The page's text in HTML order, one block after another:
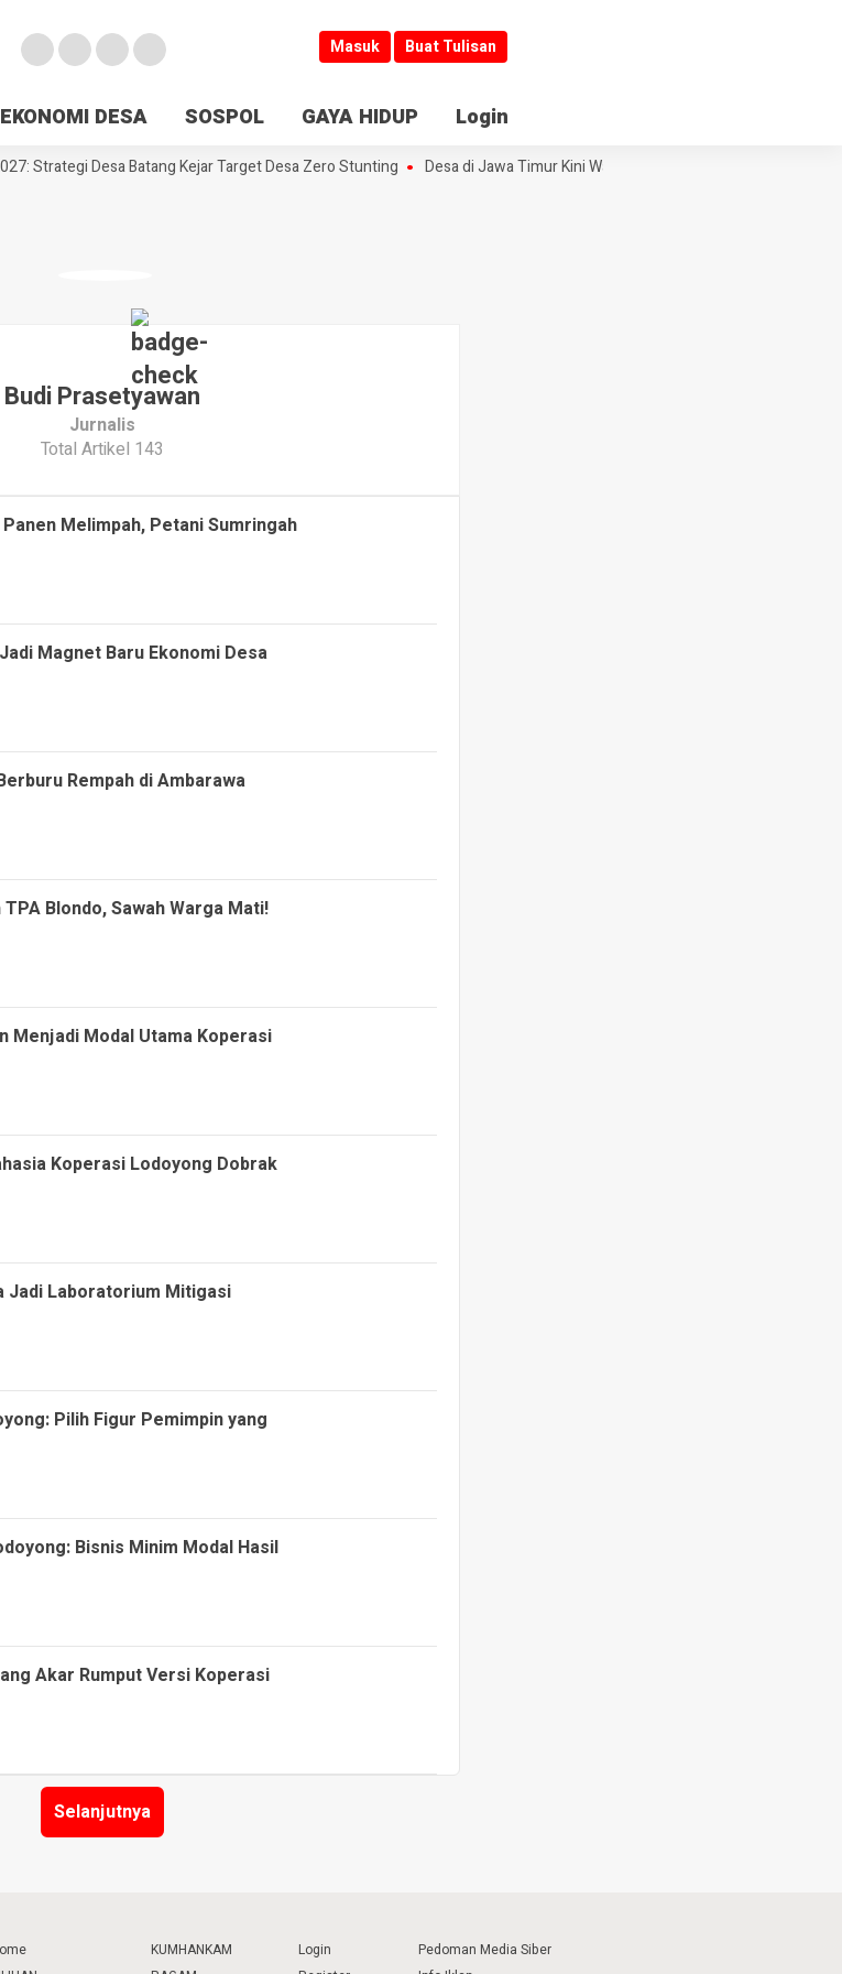
Masuk Buat Tulisan
EKONOMI DESA SOSPOL GAYA HIDUP Login
Strategi Desa Batang Kejar Target Desa Zero Stunting Desa di Jawa Timur Kini Wajib Buka Informasi
Budi Prasetyawan
Jurnalis
Total Artikel 143
Melimpah, Petani Sumringah
Magnet Baru Ekonomi Desa
Rempah di Ambarawa
Blondo, Sawah Warga Mati!
Menjadi Modal Utama Koperasi
Koperasi Lodoyong Dobrak
Jadi Laboratorium Mitigasi
Pilih Figur Pemimpin yang
Bisnis Minim Modal Hasil
Akar Rumput Versi Koperasi
Selanjutnya
KUMHANKAM
Login
Pedoman Media Siber